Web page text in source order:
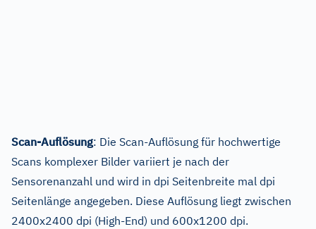
Scan-Auflösung: Die Scan-Auflösung für hochwertige
Scans komplexer Bilder variiert je nach der
Sensorenanzahl und wird in dpi Seitenbreite mal dpi
Seitenlänge angegeben. Diese Auflösung liegt zwischen
2400x2400 dpi (High-End) und 600x1200 dpi.